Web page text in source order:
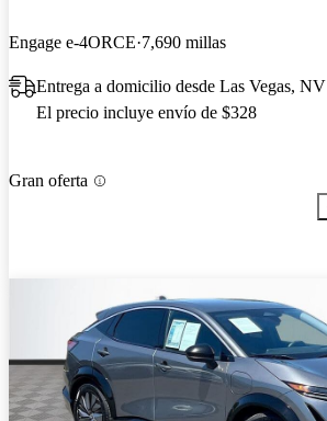
Engage e-4ORCE 7,690 millas
Entrega a domicilio desde Las Vegas, NV
El precio incluye envío de $328
Gran oferta